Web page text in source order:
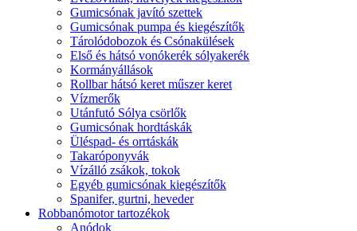
Gumicsónak javító szettek
Gumicsónak pumpa és kiegészítők
Tárolódobozok és Csónakülések
Első és hátsó vonókerék sólyakerék
Kormányállások
Rollbar hátsó keret műszer keret
Vízmerők
Utánfutó Sólya csörlők
Gumicsónak hordtáskák
Üléspad- és orrtáskák
Takaróponyvák
Vízálló zsákok, tokok
Egyéb gumicsónak kiegészítők
Spanifer, gurtni, heveder
Robbanómotor tartozékok
Anódok